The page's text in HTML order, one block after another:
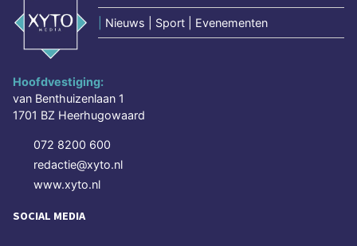
Nieuws | Sport | Evenementen
Hoofdvestiging:
van Benthuizenlaan 1
1701 BZ Heerhugowaard
072 8200 600
redactie@xyto.nl
www.xyto.nl
SOCIAL MEDIA